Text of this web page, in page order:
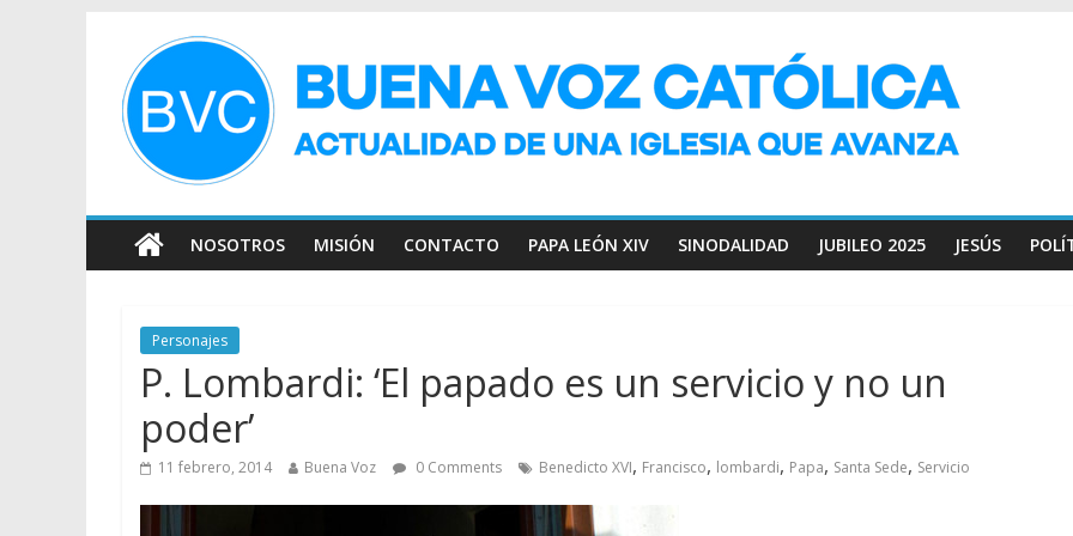
NOSOTROS MISIÓN CONTACTO PAPA LEÓN XIV SINODALIDAD JUBILEO 2025 JESÚS
Personajes
P. Lombardi: ‘El papado es un servicio y no un
poder’
11 febrero, 2014 Buena Voz 0 Comments Benedicto XVI, Francisco, lombardi, Papa, Santa Sede, Servicio